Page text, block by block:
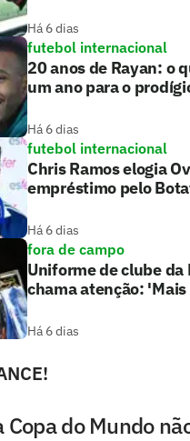
Há 6 dias
futebol internacional
20 anos de Rayan: o
um ano para o
Há 6 dias
futebol internacional
Chris Ramos elogia
empréstimo pelo
Há 6 dias
fora de campo
Uniforme de clube da
chama atenção:
Há 6 dias
Copa do Mundo